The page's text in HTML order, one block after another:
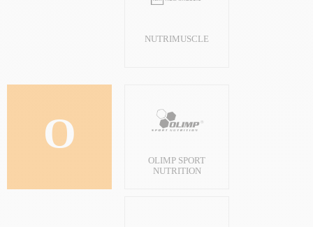
NUTRIMUSCLE
O
OLIMP SPORT
NUTRITION